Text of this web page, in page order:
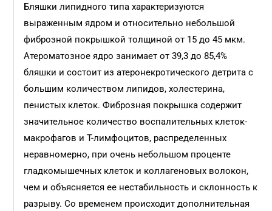
Бляшки липидного типа характеризуются
выраженным ядром и относительно небольшой
фиброзной покрышкой толщиной от 15 до 45 мкм.
Атероматозное ядро занимает от 39,3 до 85,4%
бляшки и состоит из атеронекротического детрита с
большим количеством липидов, холестерина,
пенистых клеток. Фиброзная покрышка содержит
значительное количество воспалительных клеток-
макрофагов и Т-лимфоцитов, распределенных
неравномерно, при очень небольшом проценте
гладкомышечных клеток и коллагеновых волокон,
чем и объясняется ее нестабильность и склонность к
разрыву. Со временем происходит дополнительная